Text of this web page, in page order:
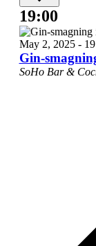
19:00
May 2, 2025 -
Gin-
SoHo Bar &